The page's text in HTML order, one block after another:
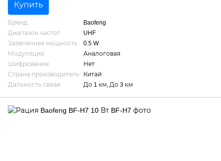
Купить
Бренд
Baofeng
Диапазон частот
UHF
Заявленная мощность
0.5 W
Модуляция
Аналоговая
Шифрование
Нет
Страна производитель
Китай
Дальность связи
До 1 км, До 3 км